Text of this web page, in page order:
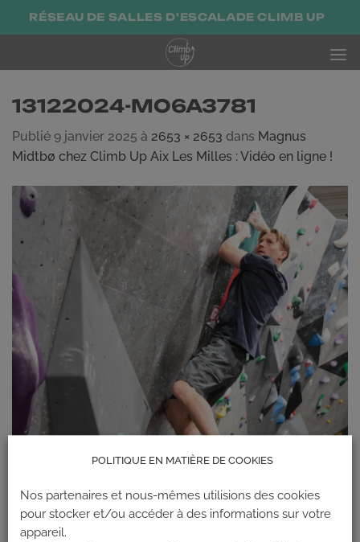
PasserRÉSEAU DE SALLES D'ESCALADE CLIMB UP
13122024-MO6A3781
Publié 9 janvier 2025 à 2653 × 2653 dans Magnus
Midtbø chez Climb Up Aix Les Milles : Vidéo en ligne !
POLITIQUE EN MATIÈRE DE COOKIES
Nos partenaires et nous-mêmes utilisions des cookies
pour stocker et/ou accéder à des informations sur votre
appareil.